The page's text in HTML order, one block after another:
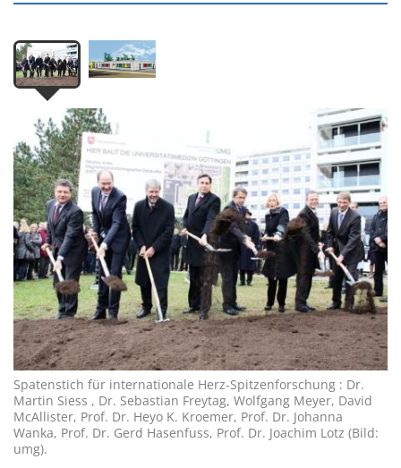
Spatenstich für internationale Herz-Spitzenforschung : Dr.
Martin Siess , Dr. Sebastian Freytag, Wolfgang Meyer, David
McAllister, Prof. Dr. Heyo K. Kroemer, Prof. Dr. Johanna
Wanka, Prof. Dr. Gerd Hasenfuss, Prof. Dr. Joachim Lotz (Bild:
umg).